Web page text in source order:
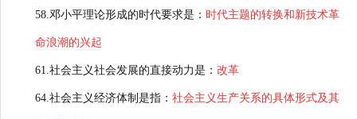
58.邓小平理论形成的时代要求是： 时代主题的转换和新技术革
命浪潮的兴起
61.社会主义社会发展的直接动力是： 改革
64.社会主义经济体制是指： 社会主义生产关系的具体形式及其